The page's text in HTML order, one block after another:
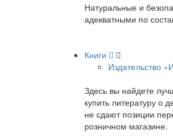
Натуральные и
адекватными по
Книги
Издательство
Здесь вы найдете
купить литературу о
не сдают позиции
розничном магазине.